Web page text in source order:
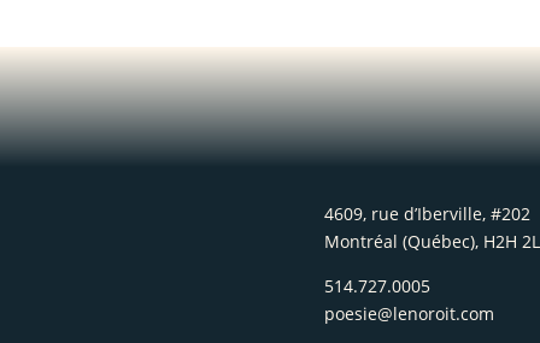
4609, rue d’Iberville, #202
Montréal (Québec), H2H
514.727.0005
poesie@lenoroit.com